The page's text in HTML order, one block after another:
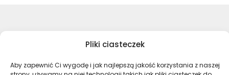
Pliki ciasteczek
Aby zapewnić Ci wygodę i jak najlepszą jakość korzystania z naszej
Wykonanie:nFinity.pl
Deklaracja dostępności